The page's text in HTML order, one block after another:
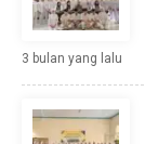
3 bulan yang lalu